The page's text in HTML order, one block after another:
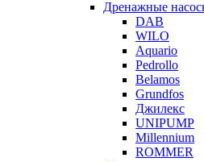
Дренажные
DAB
WILO
Aquario
Pedrollo
Belamos
Grundfos
Джилекс
UNIPUMP
Millennium
ROMMER